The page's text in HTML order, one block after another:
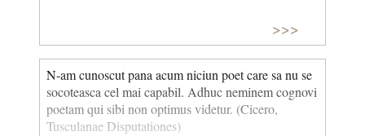
>>>
N-am cunoscut pana acum niciun poet care sa nu se
socoteasca cel mai capabil. Adhuc neminem cognovi
poetam qui sibi non optimus videtur. (Cicero,
Tusculanae Disputationes)